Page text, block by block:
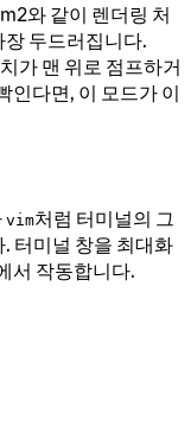
와 같이 렌더링 처
두드러집니다.
가 맨 위로 점프하거
인다면, 이 모드가 이
vim처럼 터미널의 그
터미널 창을 최대화
서 작동합니다.